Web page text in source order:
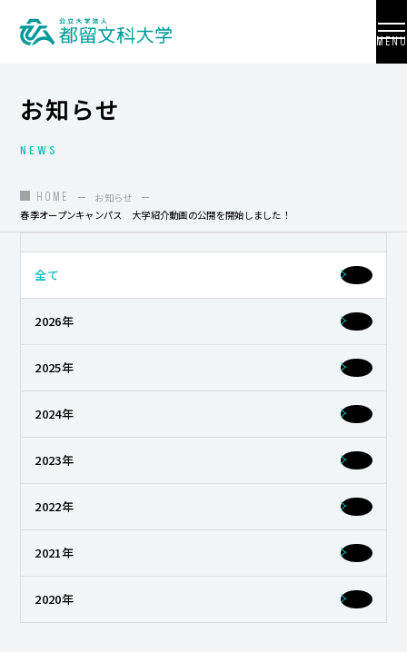
MENU
大学紹介
入試情報
学部・学科・大学院
地域連携
国際交流
教員養成
研究活動
就職・キャリア支援
お知らせ
NEWS
HOME
お知らせ
春季オープンキャンパス 大学紹介動画の公開を開始しました！
全て
2026年
2025年
2024年
2023年
2022年
2021年
2020年